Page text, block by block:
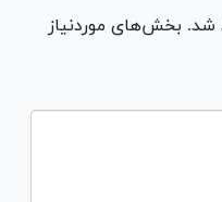
شد. بخش‌های موردنیاز